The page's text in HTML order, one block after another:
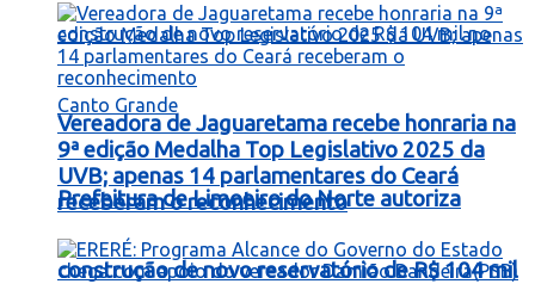
Prefeitura de Limoeiro do Norte autoriza
construção de novo reservatório de R$ 104 mil
Vereadora de Jaguaretama recebe honraria na
9ª edição Medalha Top Legislativo 2025 da
UVB; apenas 14 parlamentares do Ceará
receberam o reconhecimento